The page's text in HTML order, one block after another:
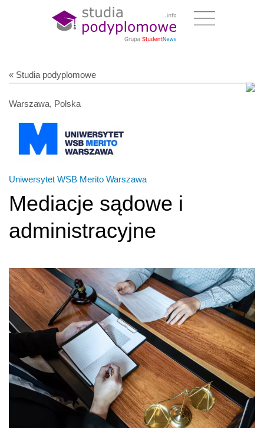
« Studia podyplomowe
Warszawa, Polska
Uniwersytet WSB Merito Warszawa
Mediacje sądowe i
administracyjne